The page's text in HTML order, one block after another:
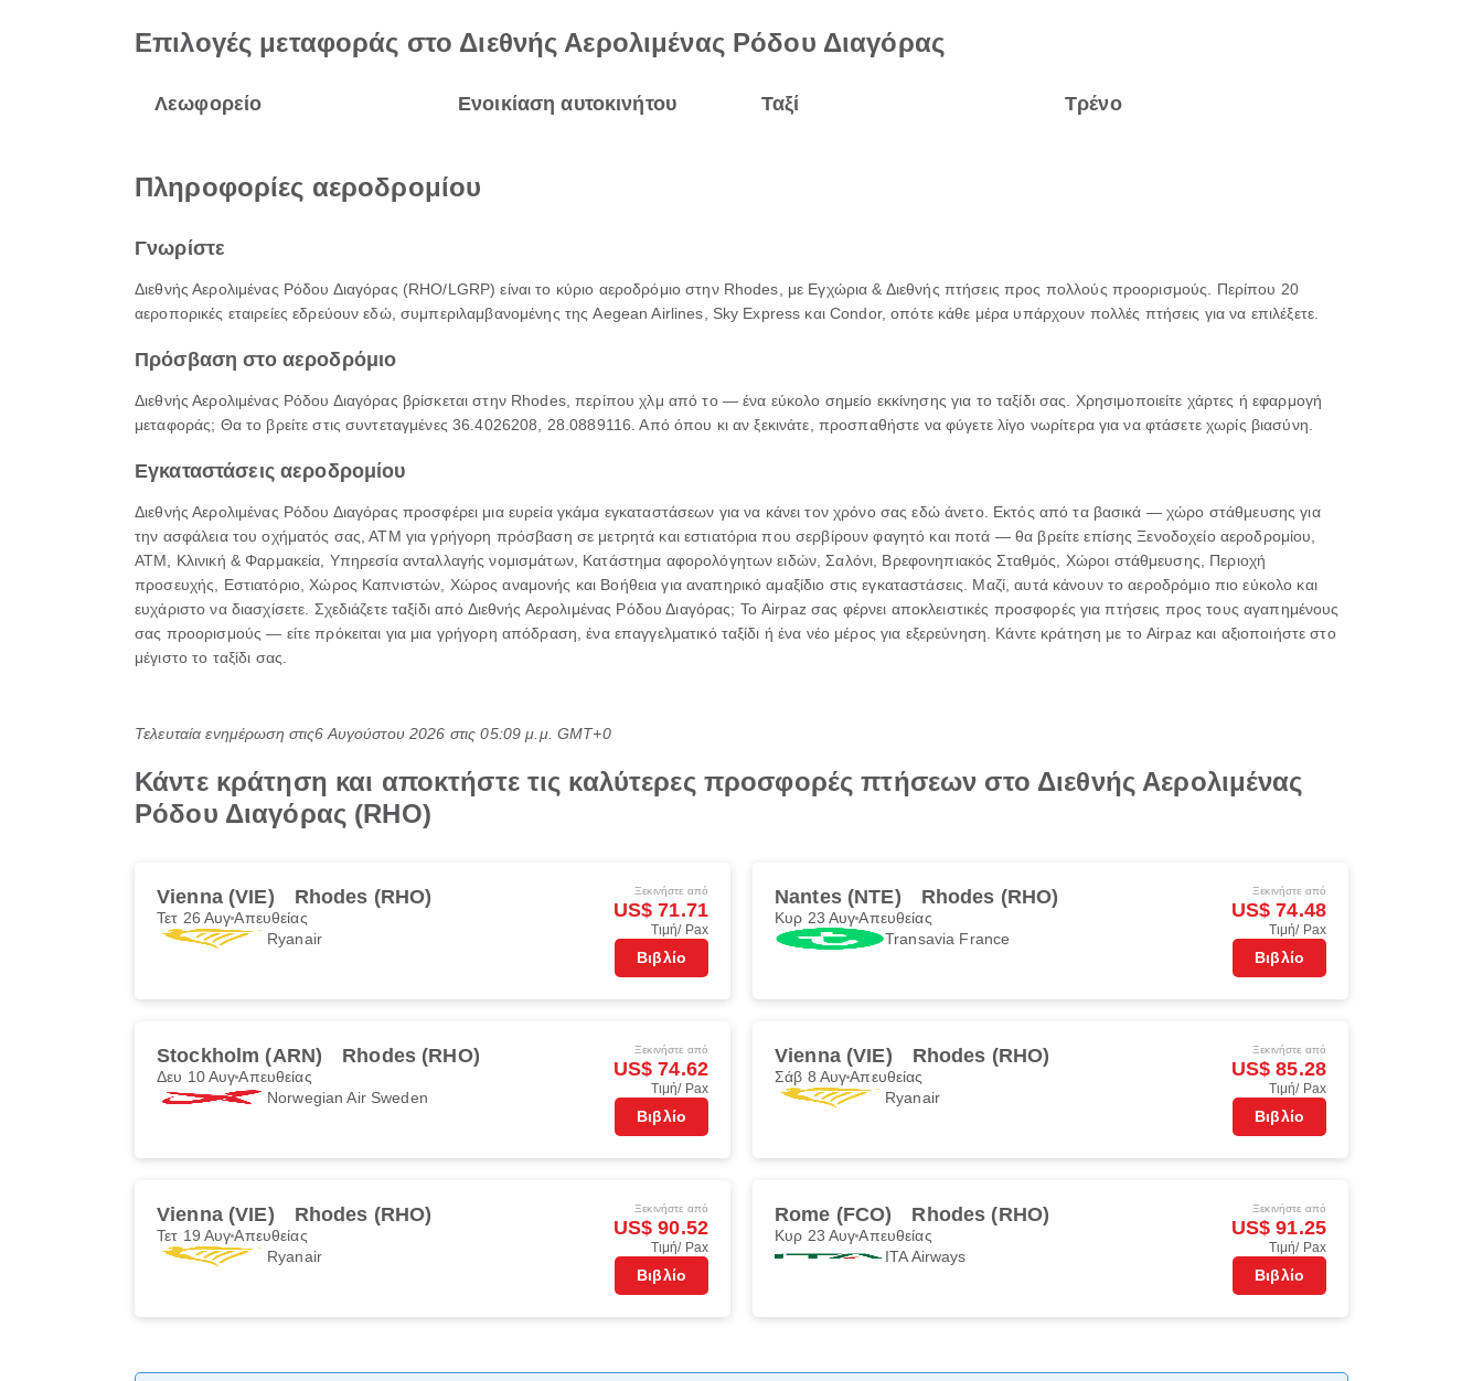
Επιλογές μεταφοράς στο Διεθνής Αερολιμένας Ρόδου Διαγόρας
Λεωφορείο Ενοικίαση αυτοκινήτου Ταξί Τρένο
Πληροφορίες αεροδρομίου
Γνωρίστε
Διεθνής Αερολιμένας Ρόδου Διαγόρας (RHO/LGRP) είναι το κύριο αεροδρόμιο στην Rhodes, με Εγχώρια & Διεθνής πτήσεις προς πολλούς προορισμούς. Περίπου 20
αεροπορικές εταιρείες εδρεύουν εδώ, συμπεριλαμβανομένης της Aegean Airlines, Sky Express και Condor, οπότε κάθε μέρα υπάρχουν πολλές πτήσεις για να επιλέξετε.
Πρόσβαση στο αεροδρόμιο
Διεθνής Αερολιμένας Ρόδου Διαγόρας βρίσκεται στην Rhodes, περίπου χλμ από το — ένα εύκολο σημείο εκκίνησης για το ταξίδι σας. Χρησιμοποιείτε χάρτες ή εφαρμογή
μεταφοράς; Θα το βρείτε στις συντεταγμένες 36.4026208, 28.0889116. Από όπου κι αν ξεκινάτε, προσπαθήστε να φύγετε λίγο νωρίτερα για να φτάσετε χωρίς βιασύνη.
Εγκαταστάσεις αεροδρομίου
Διεθνής Αερολιμένας Ρόδου Διαγόρας προσφέρει μια ευρεία γκάμα εγκαταστάσεων για να κάνει τον χρόνο σας εδώ άνετο. Εκτός από τα βασικά — χώρο στάθμευσης για
την ασφάλεια του οχήματός σας, ΑΤΜ για γρήγορη πρόσβαση σε μετρητά και εστιατόρια που σερβίρουν φαγητό και ποτά — θα βρείτε επίσης Ξενοδοχείο αεροδρομίου,
ΑΤΜ, Κλινική & Φαρμακεία, Υπηρεσία ανταλλαγής νομισμάτων, Κατάστημα αφορολόγητων ειδών, Σαλόνι, Βρεφονηπιακός Σταθμός, Χώροι στάθμευσης, Περιοχή
προσευχής, Εστιατόριο, Χώρος Καπνιστών, Χώρος αναμονής και Βοήθεια για αναπηρικό αμαξίδιο στις εγκαταστάσεις. Μαζί, αυτά κάνουν το αεροδρόμιο πιο εύκολο και
ευχάριστο να διασχίσετε. Σχεδιάζετε ταξίδι από Διεθνής Αερολιμένας Ρόδου Διαγόρας; Το Airpaz σας φέρνει αποκλειστικές προσφορές για πτήσεις προς τους αγαπημένους
σας προορισμούς — είτε πρόκειται για μια γρήγορη απόδραση, ένα επαγγελματικό ταξίδι ή ένα νέο μέρος για εξερεύνηση. Κάντε κράτηση με το Airpaz και αξιοποιήστε στο
μέγιστο το ταξίδι σας.
Τελευταία ενημέρωση στις6 Αυγούστου 2026 στις 05:09 μ.μ. GMT+0
Κάντε κράτηση και αποκτήστε τις καλύτερες προσφορές πτήσεων στο Διεθνής Αερολιμένας
Ρόδου Διαγόρας (RHO)
Vienna (VIE) Rhodes (RHO)
Τετ 26 ΑυγΑπευθείας
Ryanair
Ξεκινήστε από
US$ 71.71
Τιμή/ Pax
Βιβλίο
Nantes (NTE) Rhodes (RHO)
Κυρ 23 ΑυγΑπευθείας
Transavia France
Ξεκινήστε από
US$ 74.48
Τιμή/ Pax
Βιβλίο
Stockholm (ARN) Rhodes (RHO)
Δευ 10 ΑυγΑπευθείας
Norwegian Air Sweden
Ξεκινήστε από
US$ 74.62
Τιμή/ Pax
Βιβλίο
Vienna (VIE) Rhodes (RHO)
Σάβ 8 ΑυγΑπευθείας
Ryanair
Ξεκινήστε από
US$ 85.28
Τιμή/ Pax
Βιβλίο
Vienna (VIE) Rhodes (RHO)
Τετ 19 ΑυγΑπευθείας
Ryanair
Ξεκινήστε από
US$ 90.52
Τιμή/ Pax
Βιβλίο
Rome (FCO) Rhodes (RHO)
Κυρ 23 ΑυγΑπευθείας
ITA Airways
Ξεκινήστε από
US$ 91.25
Τιμή/ Pax
Βιβλίο